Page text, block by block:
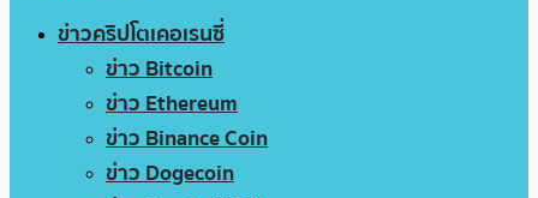
ข่าวคริปโตเคอเรนซี่
ข่าว Bitcoin
ข่าว Ethereum
ข่าว Binance Coin
ข่าว Dogecoin